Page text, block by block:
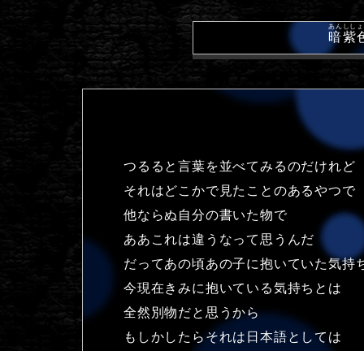
暗紫
あんしし
つるると言葉を並べてみるのだけれど
それはどこかで見たことのあるやつで
他ならぬ自分の書いた物で
ああこれは違うなって思うんだ
だってあの頃あの子に抱いていた気持
今現在きみに抱いている気持ちとは
全然別物だと思うから
もしかしたらそれは日本語としては